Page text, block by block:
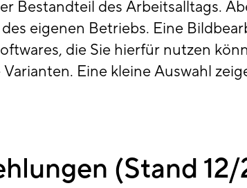
Bestandteil des Arbeitsalltags.
eigenen Betriebs. Eine
die Sie hierfür nutzen
Eine kleine Auswahl
(Stand